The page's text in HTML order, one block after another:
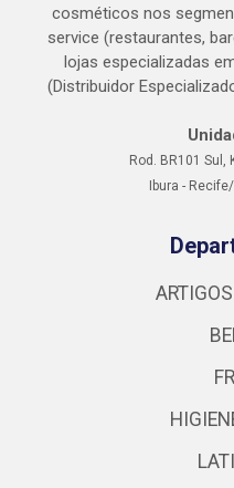
cosméticos nos
service (restaurantes,
lojas especializadas
(Distribuidor
Rod. BR101 Sul,
Ibura -